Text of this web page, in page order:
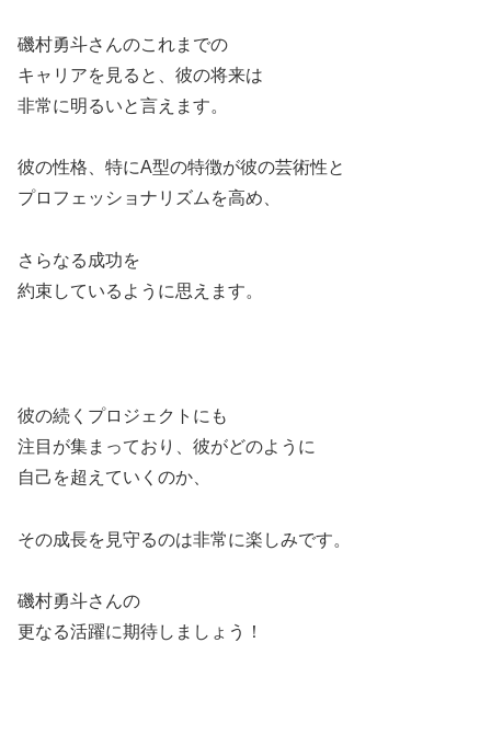
磯村勇斗さんのこれまでの
キャリアを見ると、彼の将来は
非常に明るいと言えます。
彼の性格、特にA型の特徴が彼の芸術性と
プロフェッショナリズムを高め、
さらなる成功を
約束しているように思えます。
彼の続くプロジェクトにも
注目が集まっており、彼がどのように
自己を超えていくのか、
その成長を見守るのは非常に楽しみです。
磯村勇斗さんの
更なる活躍に期待しましょう！